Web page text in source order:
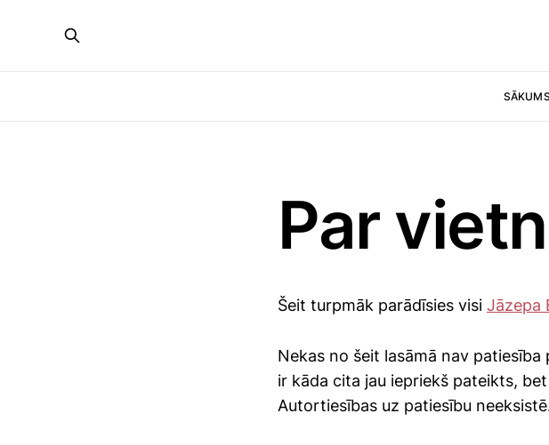
SĀKUMS
Par
Šeit turpmāk parādīsies visi Jāzepa
Nekas no šeit lasāmā nav
ir kāda cita jau iepriekš pateikts,
Autortiesības uz patiesību